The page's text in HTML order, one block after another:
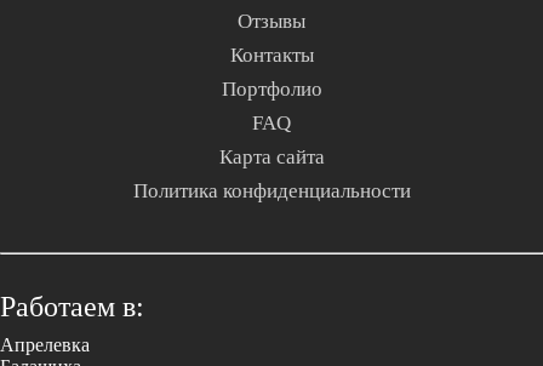
Отзывы
Контакты
Портфолио
FAQ
Карта сайта
Политика конфиденциальности
Работаем в:
Апрелевка